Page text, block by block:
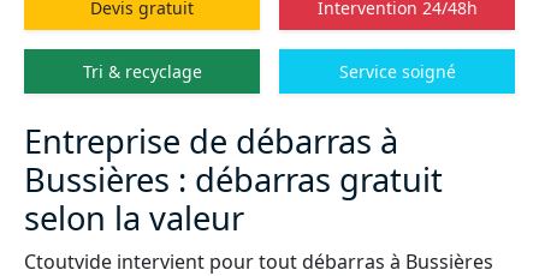
Devis gratuit Intervention 24/48h
Tri & recyclage Service soigné
Entreprise de débarras à
Bussières : débarras gratuit
selon la valeur
Ctoutvide intervient pour tout débarras à Bussières